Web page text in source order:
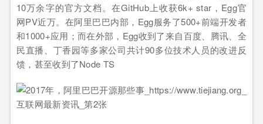
10万余字的官方文档。在GitHub上收获6k+ star，Egg官
网PV近万。在阿里巴巴内部，Egg服务了500+前端开发者
和1000+应用；而在外部，Egg收到了来自百度、腾讯、全
民直播、丁香园等多家公司共计90多位技术人员的改进反
馈，甚至收到了Node TS